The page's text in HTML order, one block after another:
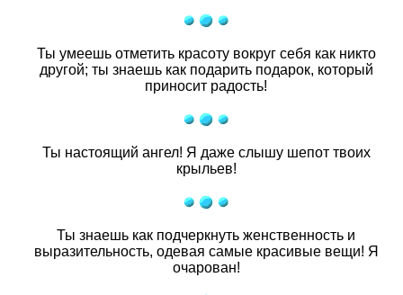
Ты умеешь отметить красоту вокруг себя как никто
другой; ты знаешь как подарить подарок, который
приносит радость!
Ты настоящий ангел! Я даже слышу шепот твоих
крыльев!
Ты знаешь как подчеркнуть женственность и
выразительность, одевая самые красивые вещи! Я
очарован!